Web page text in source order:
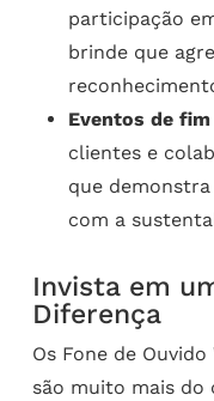
participação
brinde que
Eventos de fim
clientes e
que
com a
Invista em
Diferença
Os Fone de
são muito mais do